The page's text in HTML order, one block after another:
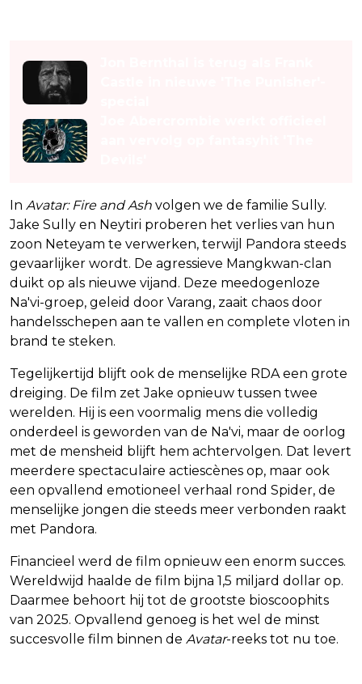
In Avatar: Fire and Ash volgen we de familie Sully.
Jake Sully en Neytiri proberen het verlies van hun
zoon Neteyam te verwerken, terwijl Pandora steeds
gevaarlijker wordt. De agressieve Mangkwan-clan
duikt op als nieuwe vijand. Deze meedogenloze
Na'vi-groep, geleid door Varang, zaait chaos door
handelsschepen aan te vallen en complete vloten in
brand te steken.
Tegelijkertijd blijft ook de menselijke RDA een grote
dreiging. De film zet Jake opnieuw tussen twee
werelden. Hij is een voormalig mens die volledig
onderdeel is geworden van de Na'vi, maar de oorlog
met de mensheid blijft hem achtervolgen. Dat levert
meerdere spectaculaire actiescènes op, maar ook
een opvallend emotioneel verhaal rond Spider, de
menselijke jongen die steeds meer verbonden raakt
met Pandora.
Financieel werd de film opnieuw een enorm succes.
Wereldwijd haalde de film bijna 1,5 miljard dollar op.
Daarmee behoort hij tot de grootste bioscoophits
van 2025. Opvallend genoeg is het wel de minst
succesvolle film binnen de Avatar-reeks tot nu toe.